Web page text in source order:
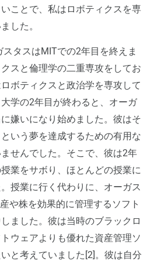
ことで、私はロボティクスを専
した。
タスはMITでの2年目を終えま
スと倫理学の二重専攻をしてお
ボティクスと政治学を専攻して
学の2年目が終わると、オーガ
嫌いになり始めました。彼はそ
いう夢を達成するための有用な
せんでした。そこで、彼は2年
業をサボり、ほとんどの授業に
授業に行く代わりに、オーガス
や株を効果的に管理するソフト
ました。彼は当時のブラックロ
ウェアよりも優れた資産管理ソ
と考えていました[2]。彼は自分